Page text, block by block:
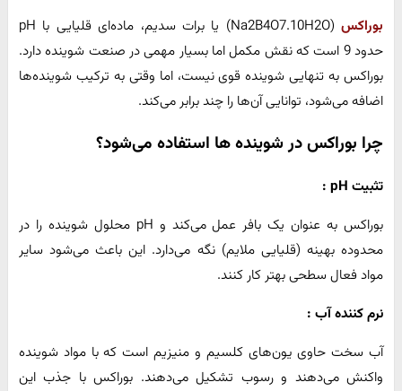
بوراکس
(Na2B4O7.10H2O) یا برات سدیم، ماده‌ای قلیایی با pH
حدود 9 است که نقش مکمل اما بسیار مهمی در صنعت شوینده دارد.
بوراکس به تنهایی شوینده قوی نیست، اما وقتی به ترکیب شوینده‌ها
اضافه می‌شود، توانایی آن‌ها را چند برابر می‌کند.
چرا بوراکس در شوینده‌ ها استفاده می‌شود؟
تثبیت pH :
بوراکس به عنوان یک بافر عمل می‌کند و pH محلول شوینده را در
محدوده بهینه (قلیایی ملایم) نگه می‌دارد. این باعث می‌شود سایر
مواد فعال سطحی بهتر کار کنند.
نرم کننده آب :
آب سخت حاوی یون‌های کلسیم و منیزیم است که با مواد شوینده
واکنش می‌دهند و رسوب تشکیل می‌دهند. بوراکس با جذب این